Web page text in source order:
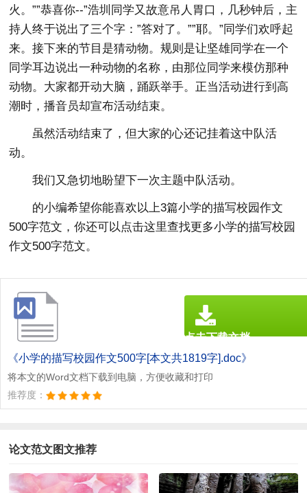
火。””恭喜你--”浩圳同学又故意吊人胃口，几秒钟后，主
持人终于说出了三个字：”答对了。””耶。”同学们欢呼起
来。接下来的节目是猜动物。规则是让坚雄同学在一个
同学耳边说出一种动物的名称，由那位同学来模仿那种
动物。大家都开动大脑，踊跃举手。正当活动进行到高
潮时，播音员却宣布活动结束。
虽然活动结束了，但大家的心还记挂着这中队活
动。
我们又急切地盼望下一次主题中队活动。
的小编希望你能喜欢以上3篇小学的描写校园作文
500字范文，你还可以点击这里查找更多小学的描写校园
作文500字范文。
《小学的描写校园作文500字[本文共1819字].doc》
将本文的Word文档下载到电脑，方便收藏和打印
推荐度：
点击下载文档
文档为doc格式
论文范文图文推荐